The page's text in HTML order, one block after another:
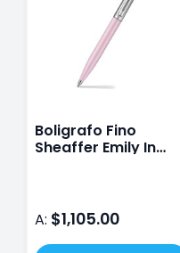
Boligrafo Fino
Sheaffer Emily In
A: $1,105.00